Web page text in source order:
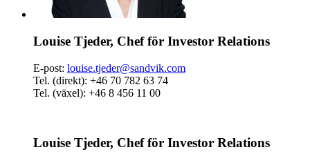
Louise Tjeder, Chef för Investor Relations
E-post: louise.tjeder@sandvik.com
Tel. (direkt): +46 70 782 63 74
Tel. (växel): +46 8 456 11 00
Louise Tjeder, Chef för Investor Relations